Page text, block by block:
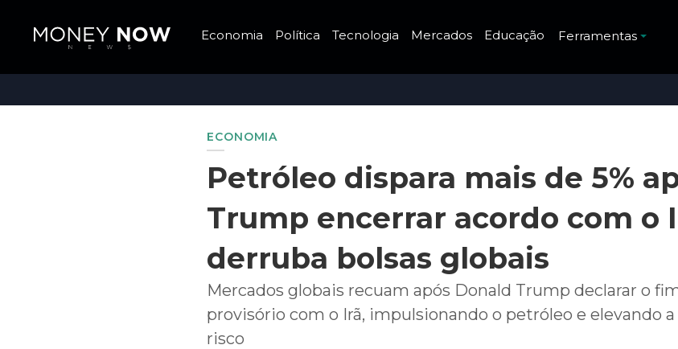
Economia Política Tecnologia Mercados Educação Ferramentas
ECONOMIA
Petróleo dispara mais de 5%
Trump encerrar acordo com o
derruba bolsas globais
Mercados globais recuam após Donald Trump declarar o
provisório com o Irã, impulsionando o petróleo e elevando a
risco